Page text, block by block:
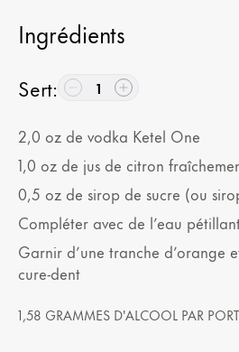
Ingrédients
Sert: 1
2,0 oz de vodka Ketel One
1,0 oz de jus de citron
0,5 oz de sirop de sucre (ou
Compléter avec de l’eau
Garnir d’une tranche d’orange
cure-dent
1,58 GRAMMES D'ALCOOL PAR